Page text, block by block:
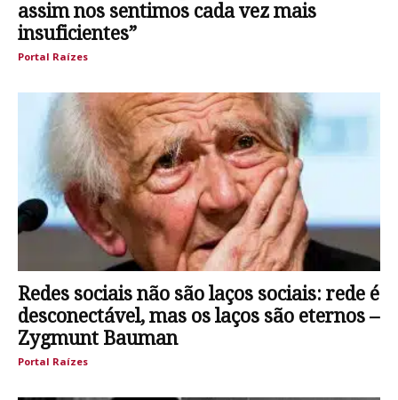
assim nos sentimos cada vez mais
insuficientes”
Portal Raízes
Redes sociais não são laços sociais: rede é
desconectável, mas os laços são eternos –
Zygmunt Bauman
Portal Raízes